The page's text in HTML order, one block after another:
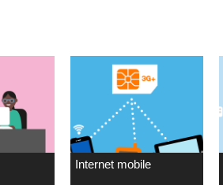
Internet mobile